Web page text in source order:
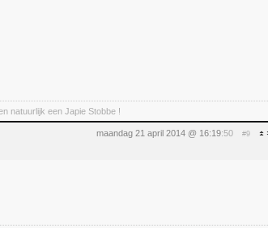
natuurlijk een Japie Stobbe !
maandag 21 april 2014 @ 16:19:50 #9